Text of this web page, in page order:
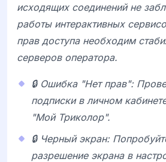
исходящих соединений не
работы интерактивных
прав доступа необходим
серверов оператора.
🔒 Ошибка "Нет прав":
подписки в личном
"Мой Триколор".
🔒 Черный экран:
разрешение экрана в